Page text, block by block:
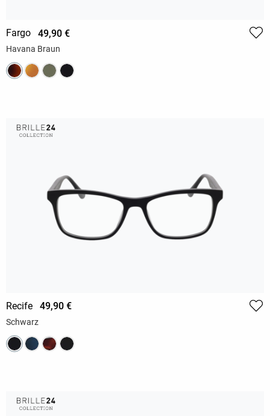
Fargo 49,90 €
Havana Braun
Recife 49,90 €
Schwarz